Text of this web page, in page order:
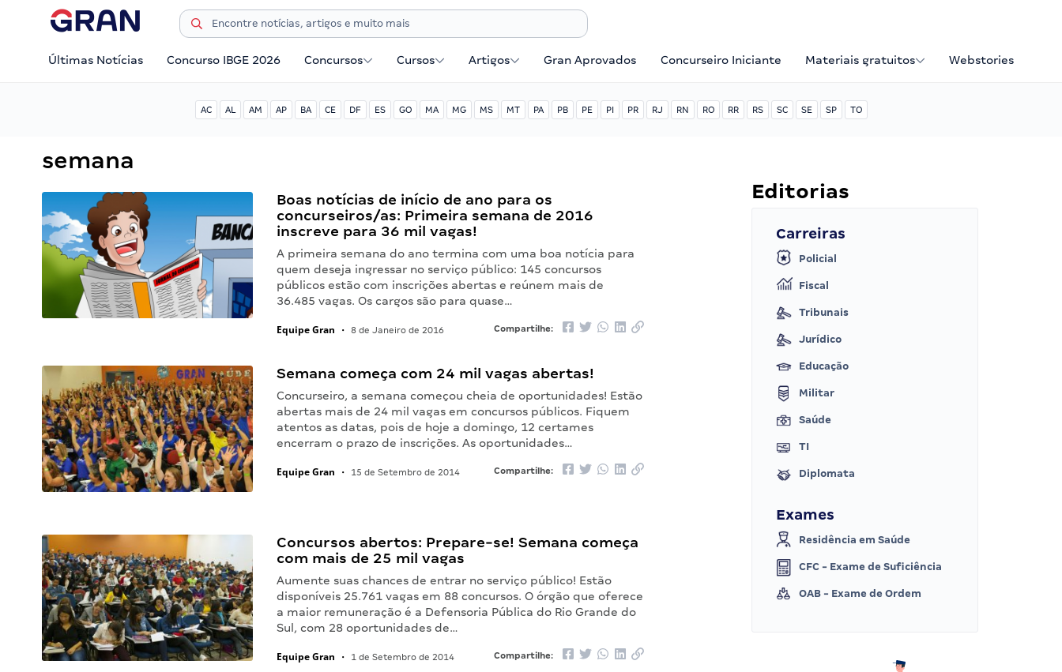
Últimas Notícias Concurso IBGE 2026 Concursos Cursos Artigos Gran Aprovados Concurseiro Iniciante Materiais gratuitos Webstories
AC AL AM AP BA CE DF ES GO MA MG MS MT PA PB PE PI PR RJ RN RO RR RS SC SE SP TO
semana
Boas notícias de início de ano para os
concurseiros/as: Primeira semana de 2016
inscreve para 36 mil vagas!
A primeira semana do ano termina com uma boa notícia para
quem deseja ingressar no serviço público: 145 concursos
públicos estão com inscrições abertas e reúnem mais de
36.485 vagas. Os cargos são para quase…
Equipe Gran • 8 de Janeiro de 2016 Compartilhe:
Semana começa com 24 mil vagas abertas!
Concurseiro, a semana começou cheia de oportunidades! Estão
abertas mais de 24 mil vagas em concursos públicos. Fiquem
atentos as datas, pois de hoje a domingo, 12 certames
encerram o prazo de inscrições. As oportunidades…
Equipe Gran • 15 de Setembro de 2014 Compartilhe:
Concursos abertos: Prepare-se! Semana começa
com mais de 25 mil vagas
Aumente suas chances de entrar no serviço público! Estão
disponíveis 25.761 vagas em 88 concursos. O órgão que oferece
a maior remuneração é a Defensoria Pública do Rio Grande do
Sul, com 28 oportunidades de…
Equipe Gran • 1 de Setembro de 2014 Compartilhe:
Editorias
Carreiras
Policial
Fiscal
Tribunais
Jurídico
Educação
Militar
Saúde
TI
Diplomata
Exames
Residência em Saúde
CFC - Exame de Suficiência
OAB - Exame de Ordem